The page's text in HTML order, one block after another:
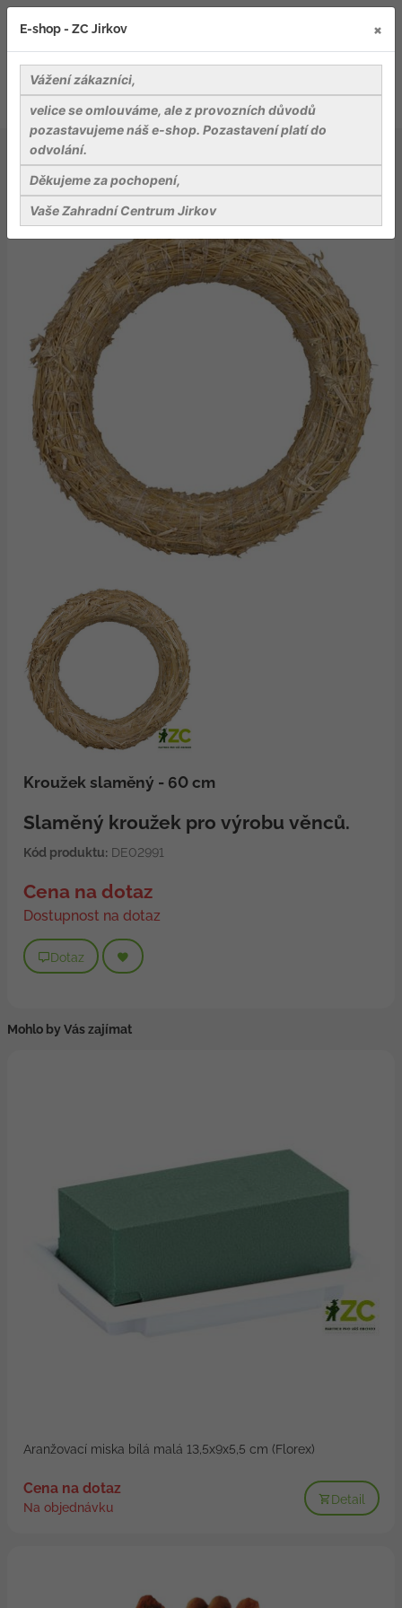
Dekorace a dekorační materiály
Kroužek slaměný - 60 cm
Kroužek slaměný - 60 cm
Slaměný kroužek pro výrobu věnců.
Kód produktu:DE02991
Cena na dotaz
Dostupnost na dotaz
Dotaz
Mohlo by Vás zajímat
Aranžovací miska bílá malá 13,5x9x5,5 cm (Florex)
Cena na dotaz
Na objednávku
Detail
E-shop - ZC Jirkov ×
Vážení zákazníci,
velice se omlouváme, ale z provozních důvodů
pozastavujeme náš e-shop. Pozastavení platí do
odvolání.
Děkujeme za pochopení,
Vaše Zahradní Centrum Jirkov